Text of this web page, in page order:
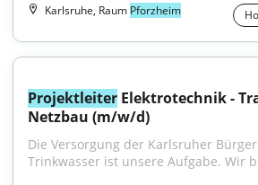
Karlsruhe, Raum Pforzheim
Projektleiter Elektrotechnik -
Netzbau (m/w/d)
Die Versorgung der Karlsruher
Trinkwasser ist unsere Aufgabe. Wir